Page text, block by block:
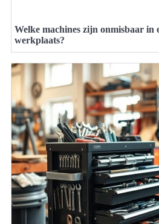
Welke machines zijn onmisbaar in
werkplaats?